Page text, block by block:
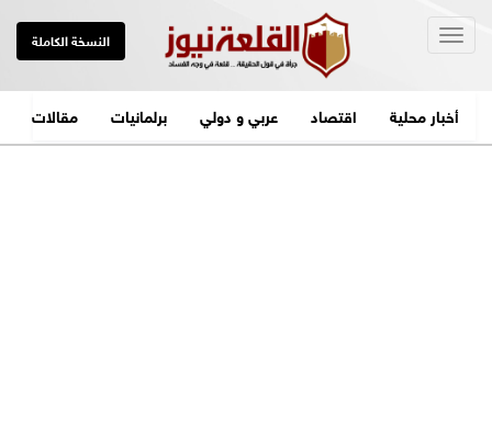
النسخة الكاملة
أخبار محلية اقتصاد عربي و دولي برلمانيات مقالات